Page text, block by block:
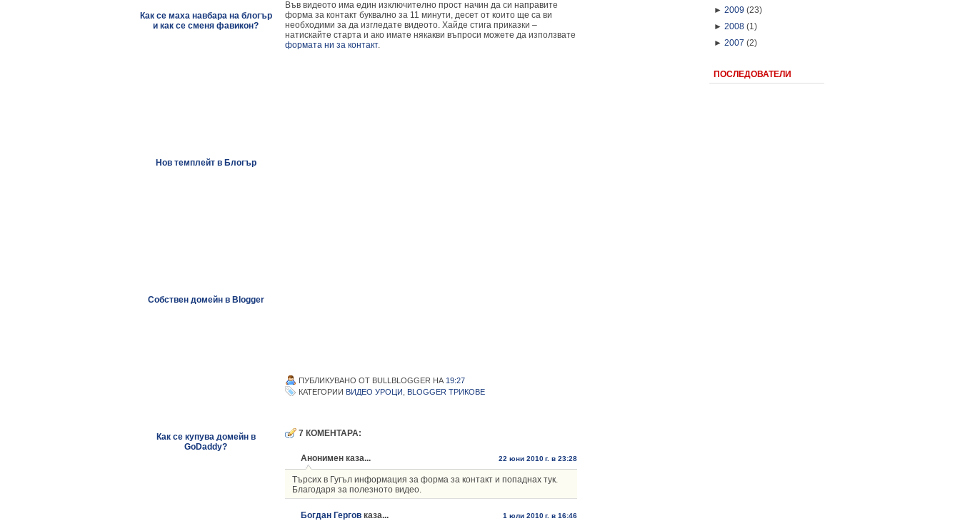
Как се маха навбара на блогър
и как се сменя фавикон?
Нов темплейт в Блогър
Собствен домейн в Blogger
Как се купува домейн в
GoDaddy?
Във видеото има един изключително прост начин да си направите
форма за контакт буквално за 11 минути, десет от които ще са ви
необходими за да изгледате видеото. Хайде стига приказки –
натискайте старта и ако имате някакви въпроси можете да използвате
формата ни за контакт.
ПУБЛИКУВАНО ОТ BULLBLOGGER НА 19:27
КАТЕГОРИИ ВИДЕО УРОЦИ BLOGGER ТРИКОВЕ
7 КОМЕНТАРА:
Анонимен каза... 22 юни 2010 г. в 23:28
Търсих в Гугъл информация за форма за контакт и попаднах тук.
Благодаря за полезното видео.
Богдан Гергов каза... 1 юли 2010 г. в 16:46
► 2009 (23)
► 2008 (1)
► 2007 (2)
ПОСЛЕДОВАТЕЛИ